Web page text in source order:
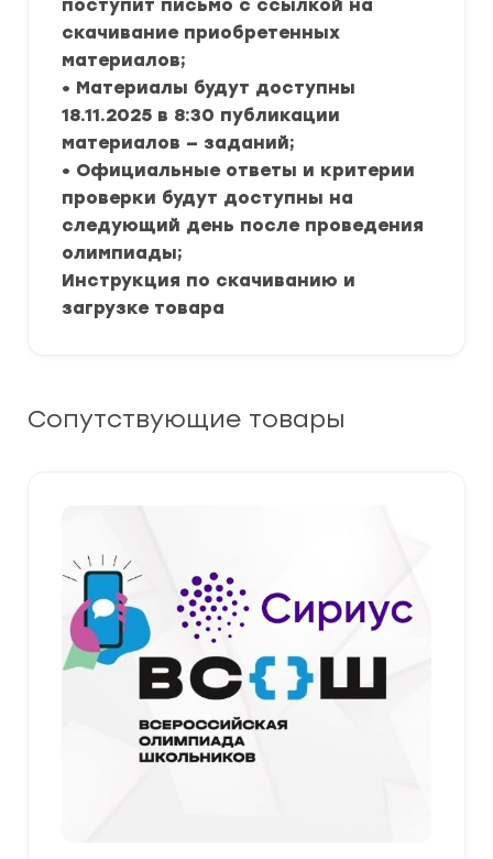
поступит письмо с ссылкой на
скачивание приобретенных
материалов;
• Материалы будут доступны
18.11.2025 в 8:30 публикации
материалов — заданий;
• Официальные ответы и критерии
проверки будут доступны на
следующий день после проведения
олимпиады;
Инструкция по скачиванию и
загрузке товара
Сопутствующие товары